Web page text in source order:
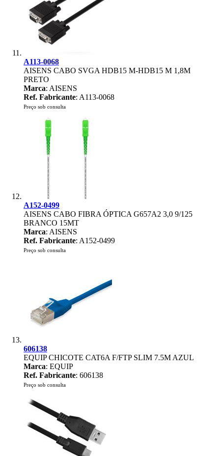
A113-0068
AISENS CABO SVGA HDB15 M-HDB15 M 1,8M
PRETO
Marca: AISENS
Ref. Fabricante: A113-0068
Preço sob consulta
A152-0499
AISENS CABO FIBRA ÓPTICA G657A2 3,0 9/125
BRANCO 15MT
Marca: AISENS
Ref. Fabricante: A152-0499
Preço sob consulta
606138
EQUIP CHICOTE CAT6A F/FTP SLIM 7.5M AZUL
Marca: EQUIP
Ref. Fabricante: 606138
Preço sob consulta